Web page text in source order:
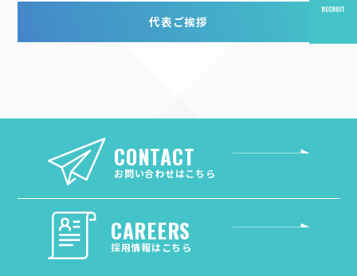
代表ご挨拶
CONTACT
お問い合わせはこちら
CAREERS
採用情報はこちら